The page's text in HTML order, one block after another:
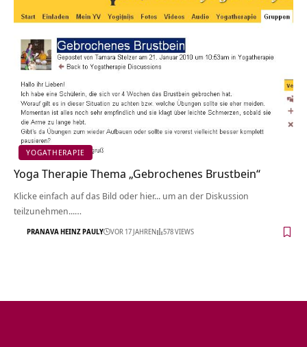
YOGATHERAPIE
Yoga Therapie Thema „Gebrochenes Brustbein“
Klicke einfach auf das Bild oder hier... um an der Diskussion
teilzunehmen...…
PRANAVA HEINZ PAULY VOR 17 JAHREN 578 VIEWS